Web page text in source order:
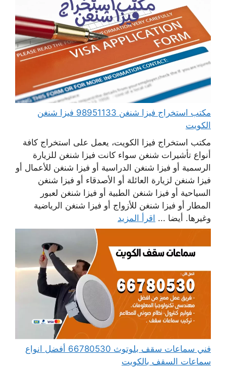
مكتب استخراج فيزا شنغن 98951133 فيزا شنغن
الكويت
مكتب استخراج فيزا الكويت، يعمل على استخراج كافة
أنواع تأشيرات شنغن سواء كانت فيزا شنغن للزيارة
الرسمية أو فيزا شنغن الدراسية أو فيزا شنغن للأعمال أو
فيزا شنغن لزيارة العائلة أو الأصدقاء أو فيزا شنغن
السياحية أو فيزا شنغن الطبية أو فيزا شنغن لعبور
المطار أو فيزا شنغن للأزواج أو فيزا شنغن الرياضية
وغيرها. أيضا ... اقرأ المزيد
فني سماعات سقف بلوتوث 66780530 أفضل انواع
سماعات السقف بالكويت